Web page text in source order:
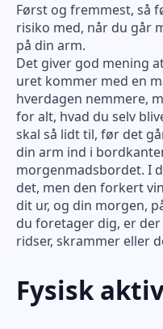
Først og fremmest, så
risiko med, når du går
på din arm.
Det giver god mening
uret kommer med en
hverdagen nemmere,
for alt, hvad du selv
skal så lidt til, før det
din arm ind i
morgenmadsbordet. I
det, men den forkert
dit ur, og din morgen,
du foretager dig, er
ridser, skrammer eller
Fysisk